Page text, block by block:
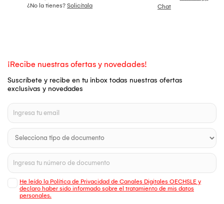
¿No la tienes? Solicítala
Chat
¡Recibe nuestras ofertas y novedades!
Suscríbete y recibe en tu inbox todas nuestras ofertas
exclusivas y novedades
He leído la Política de Privacidad de Canales Digitales OECHSLE y
declaro haber sido informado sobre el tratamiento de mis datos
personales.